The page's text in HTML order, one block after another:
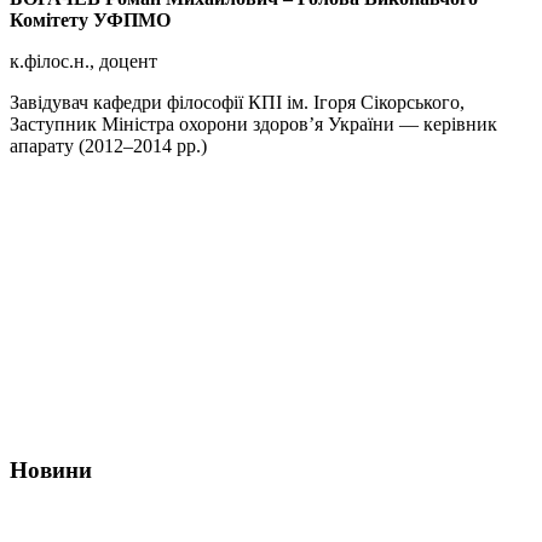
Комітету УФПМО
к.філос.н., доцент
Завідувач кафедри філософії КПІ ім. Ігоря Сікорського,
Заступник Міністра охорони здоров’я України — керівник
апарату (2012–2014 рр.)
Новини